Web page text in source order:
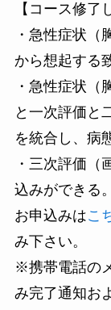
【コース修了
・急性症状（
から想起する
・急性症状（
と一次評価と
を統合し、病
・三次評価（
込みができる。
お申込みはこ
み下さい。
※携帯電話の
み完了通知お